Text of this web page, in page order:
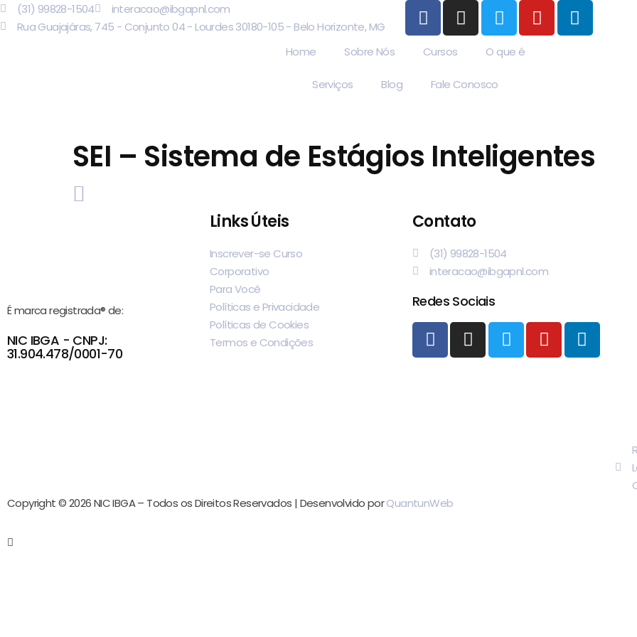
(31) 99828-1504
interacao@ibgapnl.com
Rua Guajajáras, 745 - Conjunto 04 - Lourdes 30180-105 - Belo Horizonte, MG
Home
Sobre Nós Cursos O que é
Serviços Blog Fale Conosco
SEI – Sistema de Estágios Inteligentes
É marca registrada® de:
NIC IBGA - CNPJ:
31.904.478/0001-70
Links Úteis
Inscrever-se Curso
Corporativo
Para Você
Políticas e Privacidade
Políticas de Cookies
Termos e Condições
Contato
(31) 99828-1504
interacao@ibgapnl.com
Redes Sociais
Copyright © 2026 NIC IBGA – Todos os Direitos Reservados | Desenvolvido porQuantunWeb